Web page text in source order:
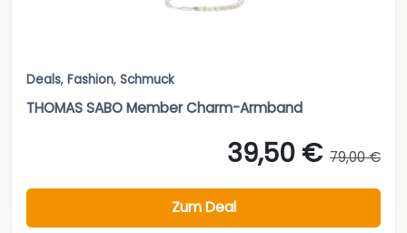
Deals, Fashion, Schmuck
THOMAS SABO Member Charm-Armband
39,50 € 79,00 €
Zum Deal